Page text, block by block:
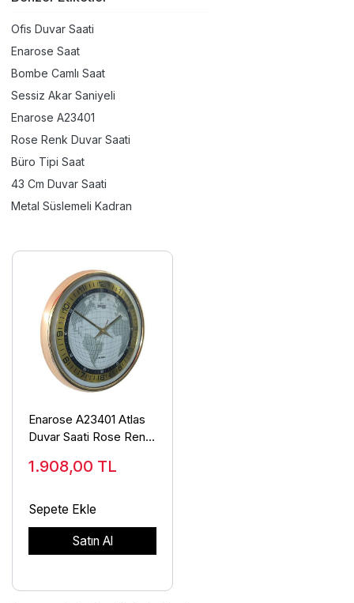
Ofis Duvar Saati
Enarose Saat
Bombe Camlı Saat
Sessiz Akar Saniyeli
Enarose A23401
Rose Renk Duvar Saati
Büro Tipi Saat
43 Cm Duvar Saati
Metal Süslemeli Kadran
Enarose A23401 Atlas
Duvar Saati Rose Renk
1.908,00 TL
Sepete Ekle
Satın Al